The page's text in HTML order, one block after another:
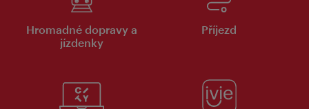
Hromadné dopravy a
jízdenky
Příjezd